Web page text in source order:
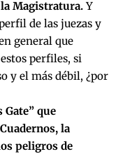
Magistratura.Y
de las juezas y
general que
perfiles, si
y el más débil, ¿por
Gate” que
la
peligros de